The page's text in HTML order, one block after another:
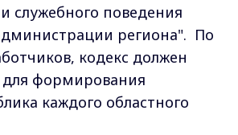
служебного поведения
региона". По
кодекс должен
для формирования
каждого областного